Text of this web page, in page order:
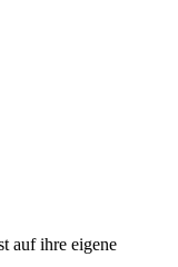
auf ihre eigene